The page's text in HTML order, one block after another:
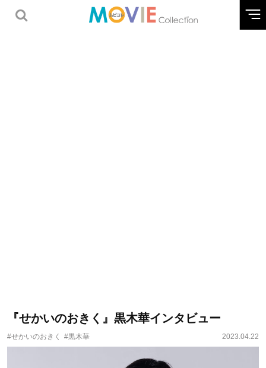
『せかいのおきく』黒木華インタビュー
#せかいのおきく #黒木華 2023.04.22